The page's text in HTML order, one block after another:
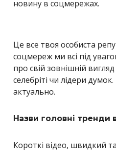
новину в соцмережах.
Це все твоя особиста
соцмереж ми всі під
про свій зовнішній
селебріті чи лідери
актуально.
Назви головні тренди
Короткі відео, швидкий